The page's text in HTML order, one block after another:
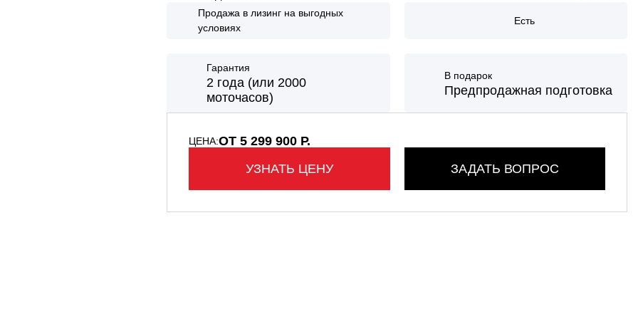
Продажа в лизинг на выгодных
условиях
Есть
Гарантия
2 года (или 2000
моточасов)
В подарок
Предпродажная подготовка
ЦЕНА:ОТ 5 299 900 Р.
УЗНАТЬ ЦЕНУ
ЗАДАТЬ ВОПРОС